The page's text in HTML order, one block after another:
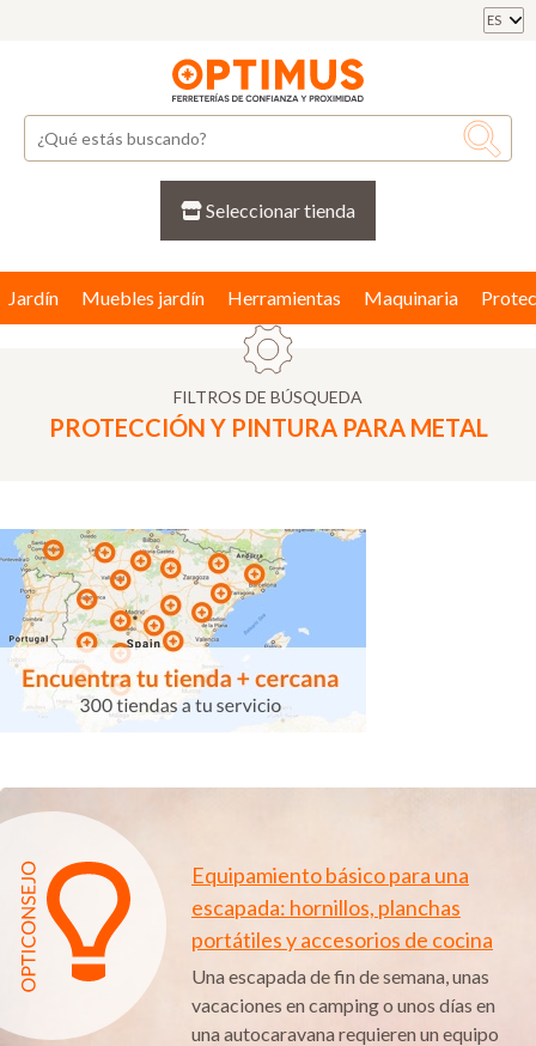
ES
Seleccionar tienda
Jardín Muebles jardín Herramientas Maquinaria
FILTROS DE BÚSQUEDA
PROTECCIÓN Y PINTURA PARA METAL
Equipamiento básico para una
escapada: hornillos, planchas
portátiles y accesorios de cocina
Una escapada de fin de semana, unas
vacaciones en camping o unos días en
una autocaravana requieren un equipo